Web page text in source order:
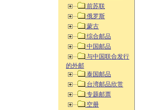
前苏联
俄罗斯
蒙古
综合邮品
中国邮品
与中国联合发行
的外邮
泰国邮品
台湾邮品欣赏
专题邮票
空册